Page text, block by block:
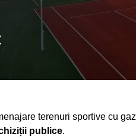
terenuri sportive cu
publice.